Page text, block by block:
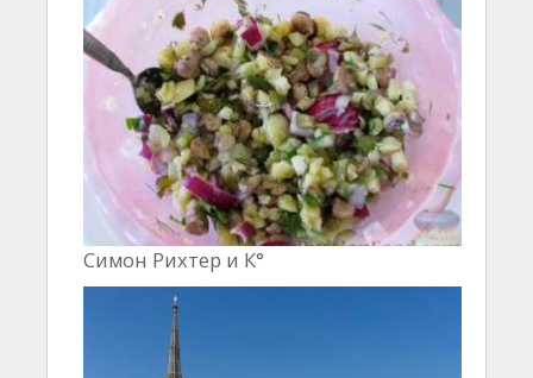
Симон Рихтер и К°